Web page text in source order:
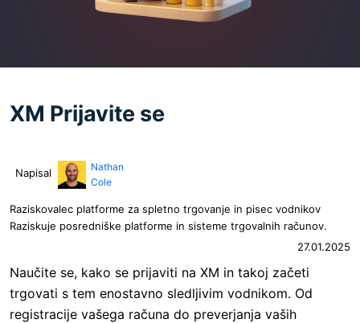
XM Prijavite se
Napisal
Nathan
Cole
Raziskovalec platforme za spletno trgovanje in pisec vodnikov
Raziskuje posredniške platforme in sisteme trgovalnih računov.
27.01.2025
Naučite se, kako se prijaviti na XM in takoj začeti
trgovati s tem enostavno sledljivim vodnikom. Od
registracije vašega računa do preverjanja vaših